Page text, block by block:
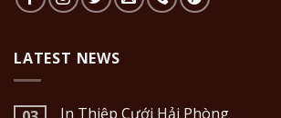
LATEST NEWS
In Thiệp Cưới Hải Phòng